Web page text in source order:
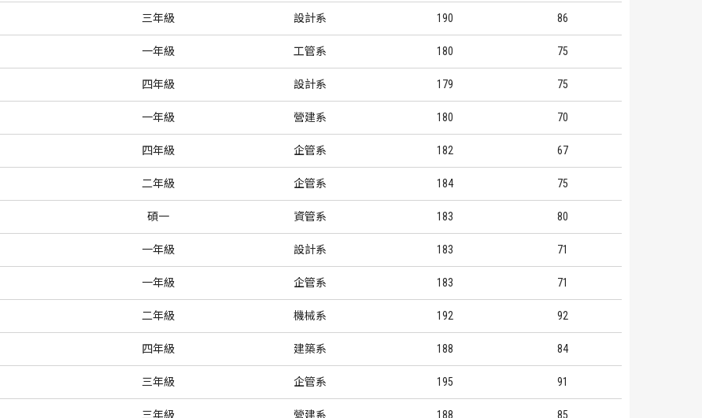
三年級 設計系 190 86
一年級 工管系 180 75
四年級 設計系 179 75
一年級 營建系 180 70
四年級 企管系 182 67
二年級 企管系 184 75
碩一 資管系 183 80
一年級 設計系 183 71
一年級 企管系 183 71
二年級 機械系 192 92
四年級 建築系 188 84
三年級 企管系 195 91
三年級 營建系 188 85